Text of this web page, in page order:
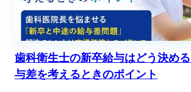
歯科衛生士の新卒給与はどう決め
与差を考えるときのポイント